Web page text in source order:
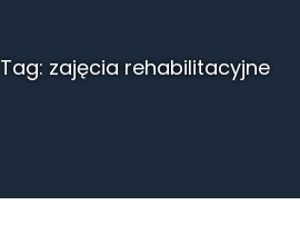
Tag: zajęcia rehabilitacyjne